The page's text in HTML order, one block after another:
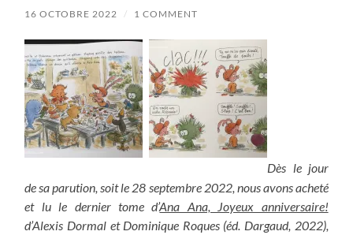
16 OCTOBRE 2022 / 1 COMMENT
Dès le jour
de sa parution, soit le 28 septembre 2022, nous avons acheté
et lu le dernier tome d’Ana Ana, Joyeux anniversaire!
d’Alexis Dormal et Dominique Roques (éd. Dargaud, 2022),